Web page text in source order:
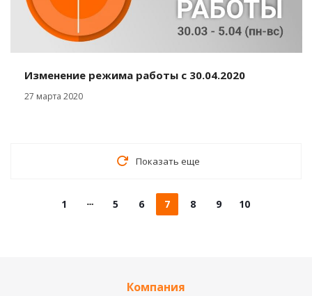
Изменение режима работы с 30.04.2020
27 марта 2020
Показать еще
1 5 6 7 8 9 10
Компания